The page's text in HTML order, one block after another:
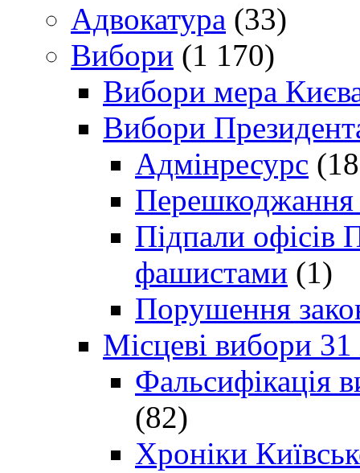
Адвокатура (33)
Вибори (1 170)
Вибори мера
Вибори
Адмінресурс
Перешкоджання
Підпали офісів
фашистами (1)
Порушення
Місцеві вибори
Фальсифікація
(82)
Хроніки